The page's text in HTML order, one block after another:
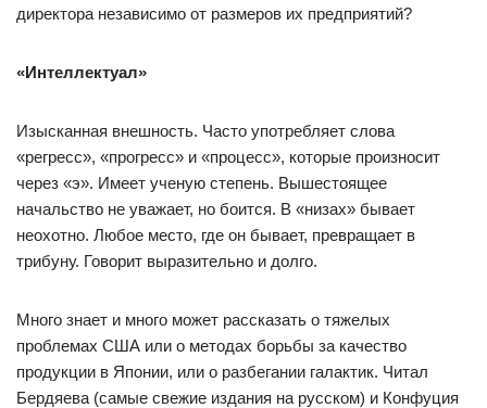
директора независимо от размеров их предприятий?
«Интеллектуал»
Изысканная внешность. Часто употребляет слова
«регресс», «прогресс» и «процесс», которые произносит
через «э». Имеет ученую степень. Вышестоящее
начальство не уважает, но боится. В «низах» бывает
неохотно. Любое место, где он бывает, превращает в
трибуну. Говорит выразительно и долго.
Много знает и много может рассказать о тяжелых
проблемах США или о методах борьбы за качество
продукции в Японии, или о разбегании галактик. Читал
Бердяева (самые свежие издания на русском) и Конфуция